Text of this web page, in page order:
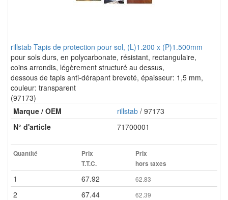
rillstab Tapis de protection pour sol, (L)1.200 x (P)1.500mm
pour sols durs, en polycarbonate, résistant, rectangulaire,
coins arrondis, légèrement structuré au dessus,
dessous de tapis anti-dérapant breveté, épaisseur: 1,5 mm,
couleur: transparent
(97173)
Marque / OEM
rillstab / 97173
N° d'article
71700001
Quantité
Prix
T.T.C.
Prix
hors taxes
1 67.92 62.83
2 67.44 62.39